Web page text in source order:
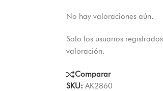
No hay valoraciones aún.
Solo los usuarios
valoración.
Comparar
SKU: AK2860